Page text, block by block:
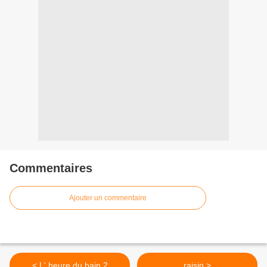
Commentaires
Ajouter un commentaire